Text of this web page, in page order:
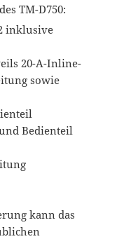
TM-D750:
inklusive
20-A-Inline-
sowie
Bedienteil
kann das